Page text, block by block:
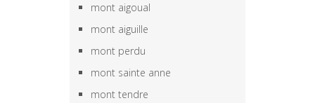
mont aigoual
mont aiguille
mont perdu
mont sainte anne
mont tendre